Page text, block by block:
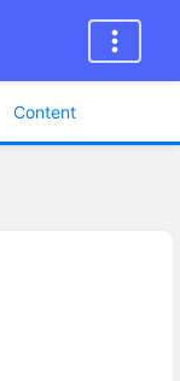
Content